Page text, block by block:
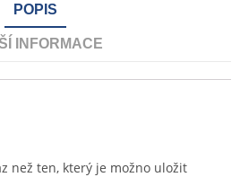
POPIS
INFORMACE
než ten, který je možno uložit